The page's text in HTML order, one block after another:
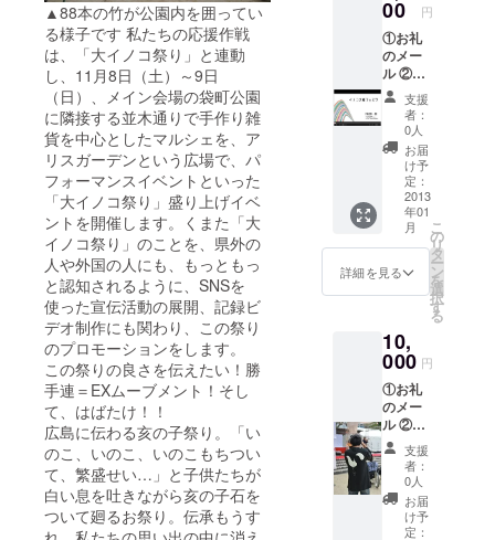
▲88本の竹が公園内を囲ってい
る様子です 私たちの応援作戦
は、「大イノコ祭り」と連動
し、11月8日（土）～9日
（日）、メイン会場の袋町公園
に隣接する並木通りで手作り雑
貨を中心としたマルシェを、ア
リスガーデンという広場で、パ
フォーマンスイベントといった
「大イノコ祭り」盛り上げイベ
ントを開催します。くまた「大
イノコ祭り」のことを、県外の
人や外国の人にも、もっともっ
と認知されるように、SNSを
使った宣伝活動の展開、記録ビ
デオ制作にも関わり、この祭り
のプロモーションをします。
この祭りの良さを伝えたい！勝
手連＝EXムーブメント！そし
て、はばたけ！！
広島に伝わる亥の子祭り。「い
のこ、いのこ、いのこもちつい
て、繁盛せい…」と子供たちが
白い息を吐きながら亥の子石を
ついて廻るお祭り。伝承もうす
日）メ
イン会
場グル
メ屋台
食券1枚
（500円
相当）
or オリ
ジナル
ステッ
カー
（※画像
はイ
メージ
です）
00 円
①お礼
のメー
ル ②プ
ロモー
ション
ビデオ
エンド
ロール
にお名
前記載
（※中文
字での
記載に
なりま
す） ③
日・9
日）メ
イン会
場グル
メ屋台
食券1枚
（500円
相当）
or オリ
ジナル
ステッ
カー
支援
者：
0人
お届
け予
定：
2013
年01
月
詳細を見る
こ
の
リ
タ
ー
ン
を
選
択
す
る
10,
000 円
①お礼
のメー
ル ②プ
ロモー
ション
ビデオ
エンド
ロール
にお名
支援
者：
0人
お届
け予
定：